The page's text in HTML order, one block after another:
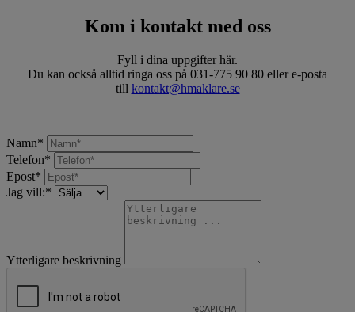
Kom i kontakt med oss
Fyll i dina uppgifter här.
Du kan också alltid ringa oss på 031-775 90 80 eller e-posta
till kontakt@hmaklare.se
Namn*
Telefon*
Epost*
Jag vill:*
Ytterligare beskrivning